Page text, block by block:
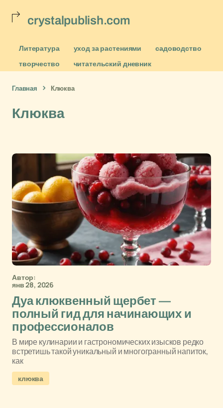
crystalpublish.com
Литература уход за растениями
садоводство
творчество
читательский дневник
Главная Клюква
Клюква
Автор:
янв 28, 2026
Дуа клюквенный щербет —
полный гид для начинающих и
профессионалов
В мире кулинарии и гастрономических изысков редко
встретишь такой уникальный и многогранный напиток,
как
клюква